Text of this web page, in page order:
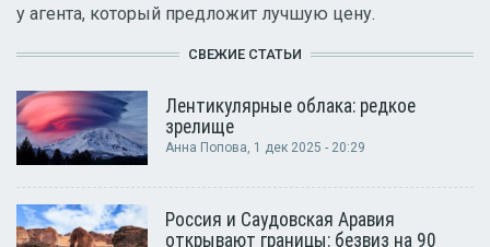
у агента, который предложит лучшую цену.
СВЕЖИЕ СТАТЬИ
Лентикулярные облака: редкое
зрелище
Анна Попова, 1 дек 2025 - 20:29
Россия и Саудовская Аравия
открывают границы: безвиз на 90